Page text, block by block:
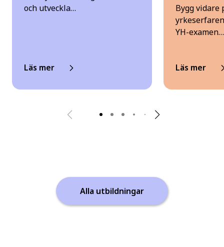
och utveckla…
Läs mer
Bygg
YH-examen…
Läs mer
Alla utbildningar